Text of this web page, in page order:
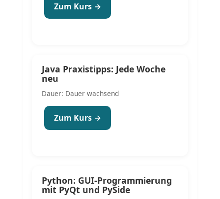
Zum Kurs →
Java Praxistipps: Jede Woche
neu
Dauer: Dauer wachsend
Zum Kurs →
Python: GUI-Programmierung
mit PyQt und PySide